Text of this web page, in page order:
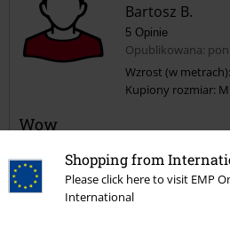
Shopping from
Please click here to visit EMP
International
Bartosz B.
5 Opinie
Opublikowana:
Wzrost (w
Kupiony rozmiar: M
Wow
obejmujący także tył.